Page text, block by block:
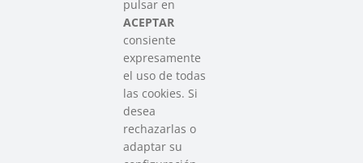
del Tercer Sector Social en Euskadi
Contacto
info@sareensarea.eu
Iparraguirre, 9 lonja – 48009 Bilbao
946 569 230
pulsar en
ACEPTAR
consiente
expresamente
el uso de todas
las cookies. Si
desea
rechazarlas o
adaptar su